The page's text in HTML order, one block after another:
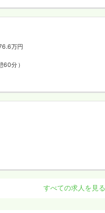
60分）
以上可
担当業務未経験可
第二新卒可
万円
60分）
すべての求人を見る